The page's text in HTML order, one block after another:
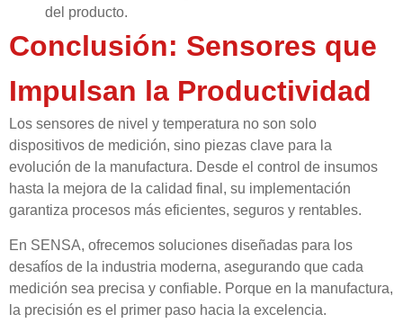
del producto.
Conclusión: Sensores que
Impulsan la Productividad
Los sensores de nivel y temperatura no son solo
dispositivos de medición, sino piezas clave para la
evolución de la manufactura. Desde el control de insumos
hasta la mejora de la calidad final, su implementación
garantiza procesos más eficientes, seguros y rentables.
En SENSA, ofrecemos soluciones diseñadas para los
desafíos de la industria moderna, asegurando que cada
medición sea precisa y confiable. Porque en la manufactura,
la precisión es el primer paso hacia la excelencia.